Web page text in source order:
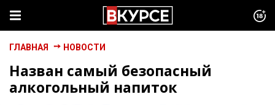
ГЛАВНАЯ НОВОСТИ
Назван самый безопасный
алкогольный напиток